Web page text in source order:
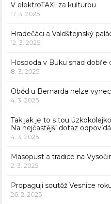
V elektroTAXI za kulturou
17. 3. 2025
Hradečáci a Valdštejnský
12. 3. 2025
Hospoda v Buku snad dobře
8. 3. 2025
Oběd u Bernarda nelze
4. 3. 2025
Tak jak je to s tou
Na nejčastější dotaz
4. 3. 2025
Masopust a tradice na
2. 3. 2025
Propaguji soutěž Vesnice
26. 2. 2025